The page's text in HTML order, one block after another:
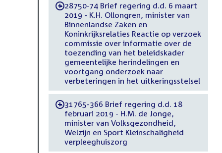
-28750-74 Brief regering d.d. 6 maart
2019 - K.H. Ollongren, minister van
Binnenlandse Zaken en
Koninkrijksrelaties Reactie op verzoek
commissie over informatie over de
toezending van het beleidskader
gemeentelijke herindelingen en
voortgang onderzoek naar
verbeteringen in het uitkeringsstelsel
-31765-366 Brief regering d.d. 18
februari 2019 - H.M. de Jonge,
minister van Volksgezondheid,
Welzijn en Sport Kleinschaligheid
verpleeghuiszorg